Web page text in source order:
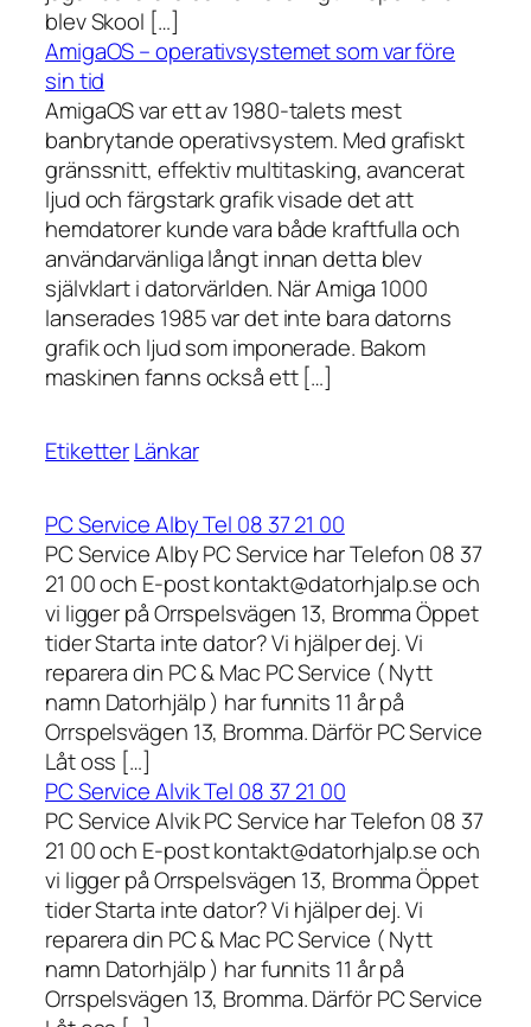
blev Skool […]
AmigaOS – operativsystemet som var före
sin tid
AmigaOS var ett av 1980-talets mest
banbrytande operativsystem. Med grafiskt
gränssnitt, effektiv multitasking, avancerat
ljud och färgstark grafik visade det att
hemdatorer kunde vara både kraftfulla och
användarvänliga långt innan detta blev
självklart i datorvärlden. När Amiga 1000
lanserades 1985 var det inte bara datorns
grafik och ljud som imponerade. Bakom
maskinen fanns också ett […]
EtiketterLänkar
PC Service Alby Tel 08 37 21 00
PC Service Alby PC Service har Telefon 08 37
21 00 och E-post kontakt@datorhjalp.se och
vi ligger på Orrspelsvägen 13, Bromma Öppet
tider Starta inte dator? Vi hjälper dej. Vi
reparera din PC & Mac PC Service ( Nytt
namn Datorhjälp ) har funnits 11 år på
Orrspelsvägen 13, Bromma. Därför PC Service
Låt oss […]
PC Service Alvik Tel 08 37 21 00
PC Service Alvik PC Service har Telefon 08 37
21 00 och E-post kontakt@datorhjalp.se och
vi ligger på Orrspelsvägen 13, Bromma Öppet
tider Starta inte dator? Vi hjälper dej. Vi
reparera din PC & Mac PC Service ( Nytt
namn Datorhjälp ) har funnits 11 år på
Orrspelsvägen 13, Bromma. Därför PC Service